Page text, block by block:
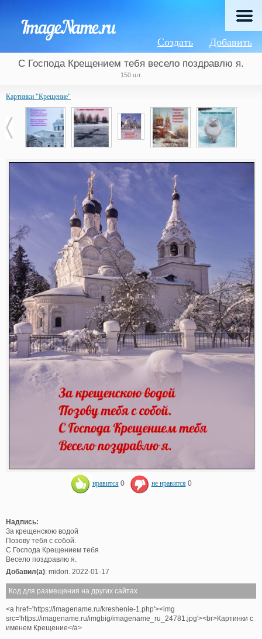
Добавить
Создать
С Господа Крещением тебя весело поздравлю я.
150 шт.
Картинки "Крещение"
нравится 0 не нравится 0
Надпись:
За крещенскою водой
Позову тебя с собой.
С Господа Крещением тебя
Весело поздравлю я.
Добавил(а): midori. 2022-01-17
Код для размещения на других сайтах
<a href='https://imagename.ru/kreshenie-1.php'><img
src='https://imagename.ru/imgbig/imagename_ru_24781.jpg'><br>Картинки с
именем Крещение</a>